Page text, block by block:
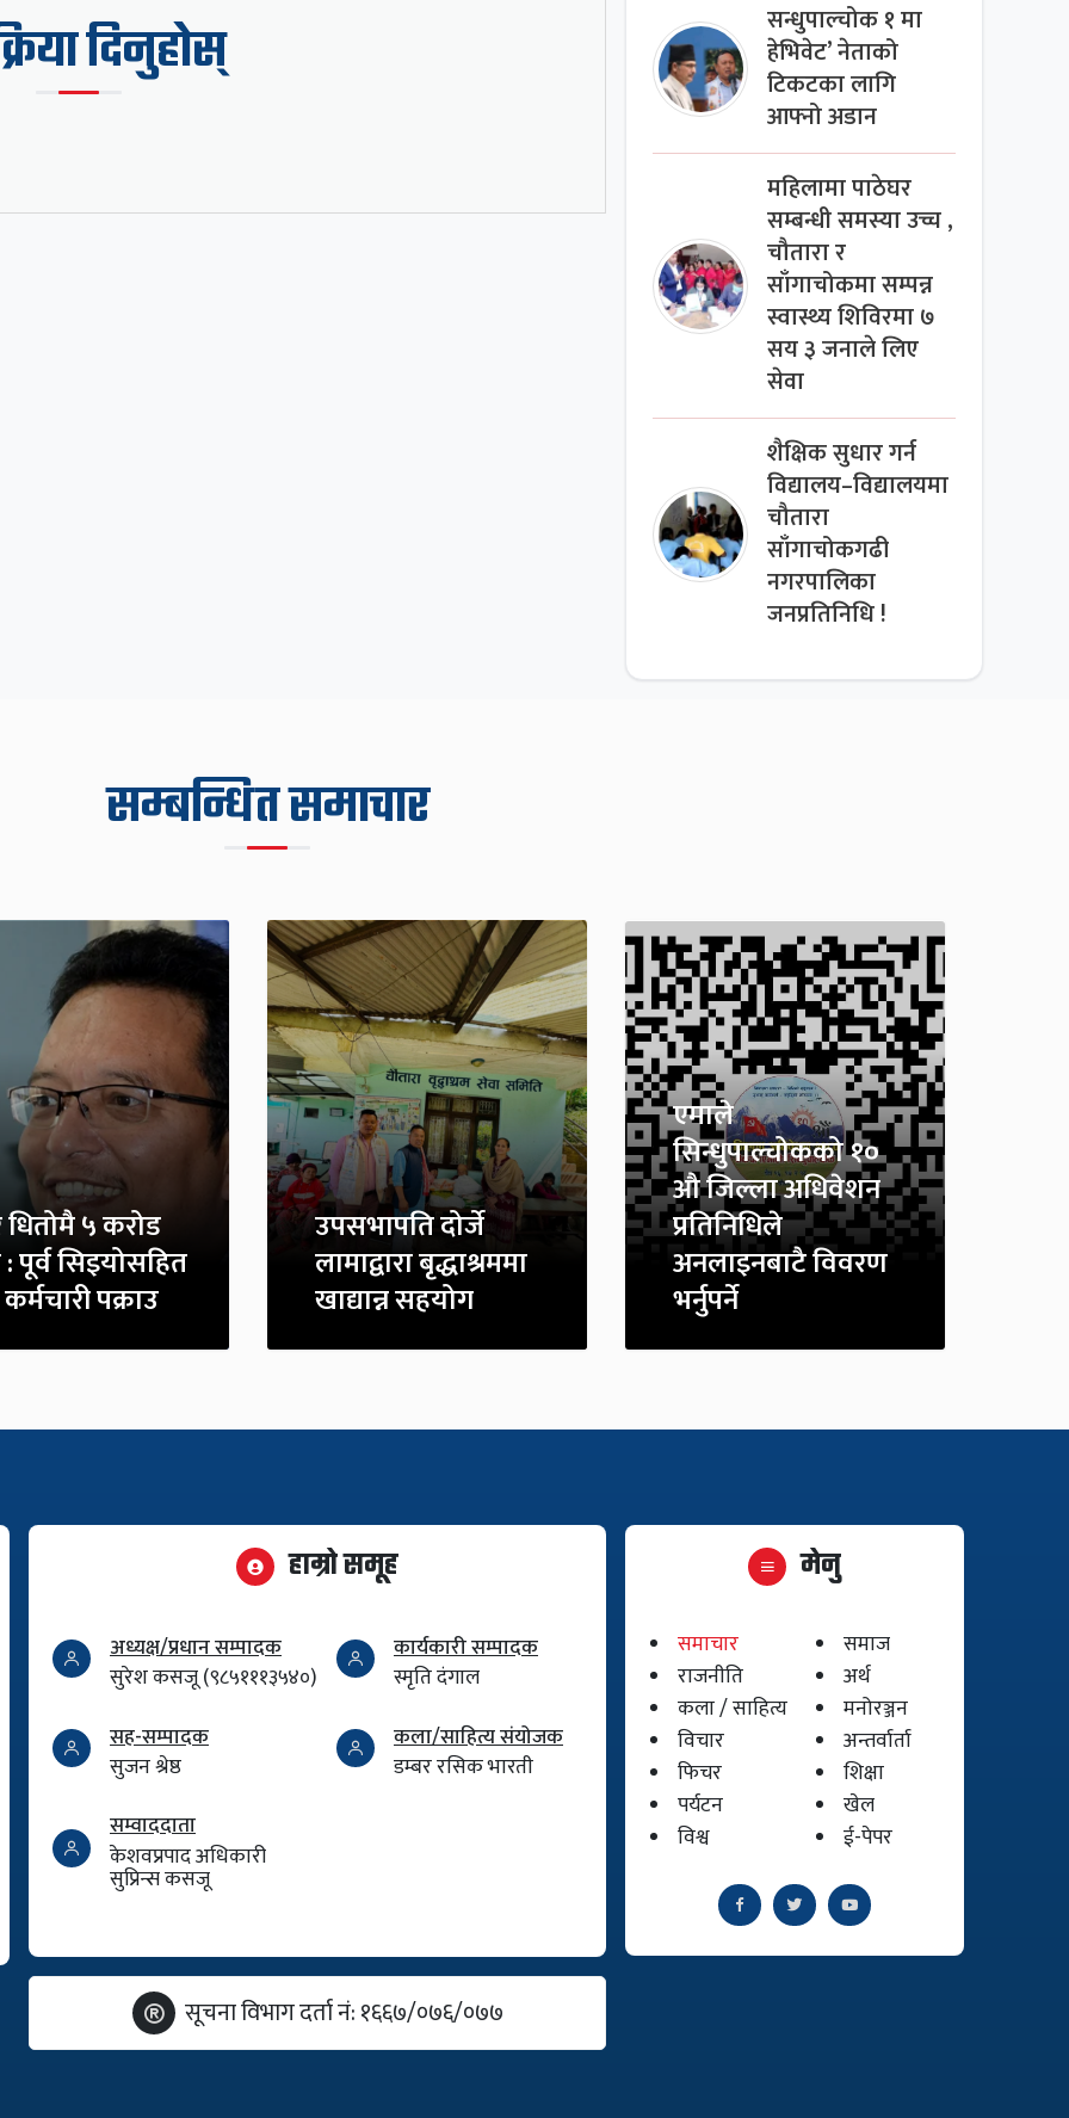
दिनुहोस्
सन्धुपाल्चोक १ मा
हेभिवेट’ नेताको
टिकटका लागि
आफ्नो अडान
महिलामा पाठेघर
सम्बन्धी समस्या उच्च ,
चौतारा र
साँगाचोकमा सम्पन्न
स्वास्थ्य शिविरमा ७
सय ३ जनाले लिए
सेवा
शैक्षिक सुधार गर्न
विद्यालय–विद्यालयमा
चौतारा
साँगाचोकगढी
नगरपालिका
जनप्रतिनिधि !
सम्बन्धित समाचार
५ करोड
सिइयोसहित
पक्राउ
उपसभापति दोर्जे
लामाद्वारा बृद्धाश्रममा
खाद्यान्न सहयोग
एमाले
सिन्धुपाल्चोकको १०
औ जिल्ला अधिवेशन
प्रतिनिधिले
अनलाइनबाटै विवरण
भर्नुपर्ने
हाम्रो समूह
अध्यक्ष/प्रधान सम्पादक
सुरेश कसजू (९८५१११३५४०)
कार्यकारी सम्पादक
स्मृति दंगाल
सह-सम्पादक
सुजन श्रेष्ठ
कला/साहित्य संयोजक
डम्बर रसिक भारती
सम्वाददाता
केशवप्रपाद अधिकारी
सुप्रिन्स कसजू
सूचना विभाग दर्ता नं: १६६७/०७६/०७७
मेनु
समाचार
समाज
राजनीति
अर्थ
कला / साहित्य
मनोरञ्जन
विचार
अन्तर्वार्ता
फिचर
शिक्षा
पर्यटन
खेल
विश्व
ई-पेपर